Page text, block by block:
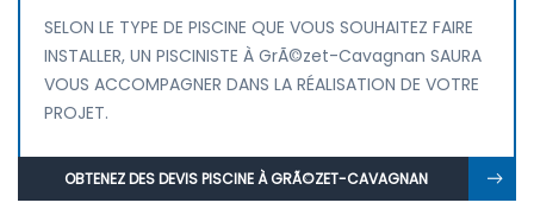
SELON LE TYPE DE PISCINE QUE VOUS SOUHAITEZ FAIRE
INSTALLER, UN PISCINISTE À GrÃ©zet-Cavagnan SAURA
VOUS ACCOMPAGNER DANS LA RÉALISATION DE VOTRE
PROJET.
OBTENEZ DES DEVIS PISCINE À GRÃ©ZET-CAVAGNAN